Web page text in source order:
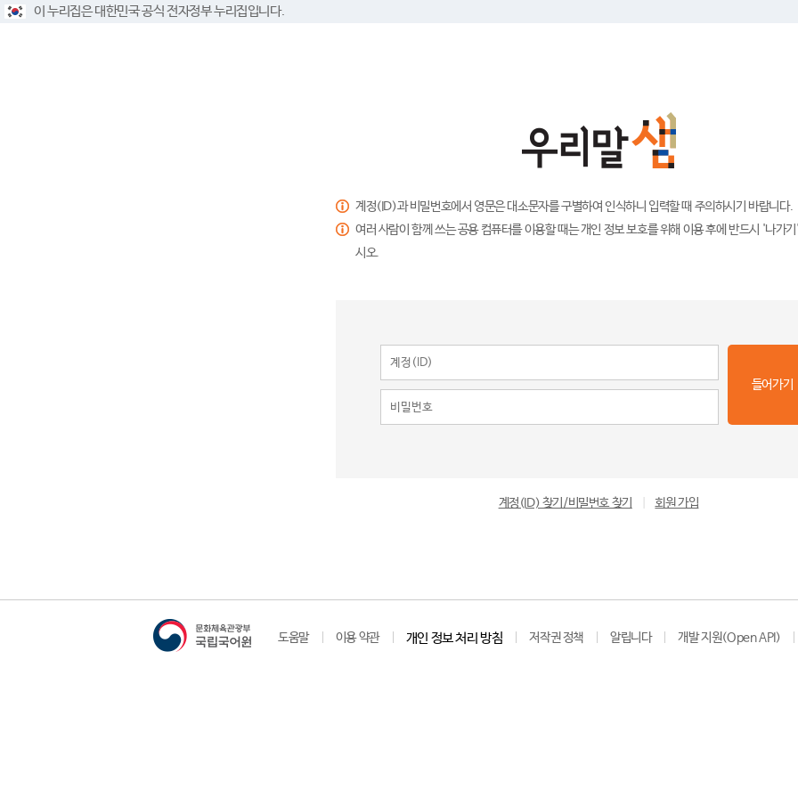
이 누리집은 대한민국 공식 전자정부 누리집입니다.
계정(ID)과 비밀번호에서 영문은 대소문자를 구별하여 인식하니 입력할 때 주의하시기 바랍니다.
여러 사람이 함께 쓰는 공용 컴퓨터를 이용할 때는 개인 정보 보호를 위해 이용 후에 반드시 '나가
시오.
들어가기
계정(ID) 찾기/비밀번호 찾기 회원 가입
도움말 이용 약관 개인 정보 처리 방침 저작권 정책 알립니다 개발 지원(Open API)